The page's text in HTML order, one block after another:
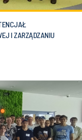
I ZARZĄDZANIU